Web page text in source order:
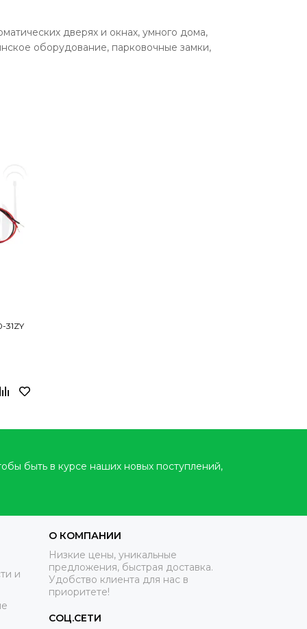
дверях и окнах, умного дома,
оборудование, парковочные замки,
31ZY
быть в курсе наших новых поступлений,
и
О КОМПАНИИ
Низкие цены, уникальные
предложения, быстрая доставка.
Удобство клиента для нас в
приоритете!
СОЦ.СЕТИ